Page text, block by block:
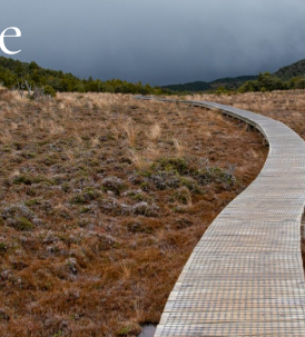
Grimaud